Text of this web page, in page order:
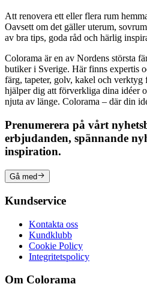
Att renovera ett eller flera rum
Oavsett om det gäller uterum,
av bra tips, goda råd och härlig
Colorama är en av Nordens största
butiker i Sverige. Här finns expertis
färg, tapeter, golv, kakel och
hjälper dig att förverkliga dina idéer
njuta av länge. Colorama – där din
Prenumerera på vårt
erbjudanden, spännande
inspiration.
Gå med
Kundservice
Kontakta oss
Kundklubb
Cookie Policy
Integritetspolicy
Om Colorama